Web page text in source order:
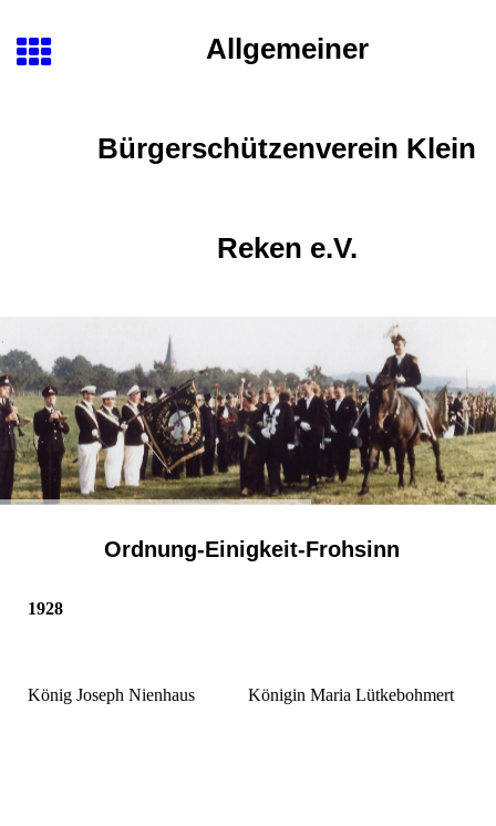
Allgemeiner
Bürgerschützenverein Klein
Reken e.V.
Ordnung-Einigkeit-Frohsinn
1928
König Joseph Nienhaus Königin Maria Lütkebohmert